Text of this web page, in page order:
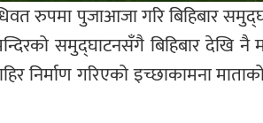
रुपमा पुजाआजा गरि बिहिबार
समुद्घाटनसँगै बिहिबार देखि
निर्माण गरिएको इच्छाकामना